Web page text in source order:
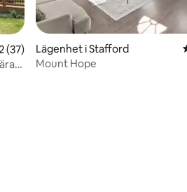
5 i genomsnittligt betyg, 37
(37)
Lägenhet i Stafford
Mount Hope